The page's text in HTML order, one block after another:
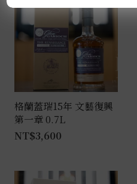
格蘭蓋瑞15年 文藝復興
第一章 0.7L
NT$3,600